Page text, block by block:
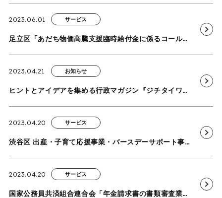
2023.06.01 サービス
足立区「あだち物価高騰支援臨時給付金に係るコールセンター及び書類一次点検業務」を受託
2023.04.21 お知らせ
ヒントとアイデアを集める行政マガジン『ジチタイワークス』に当社の給付金支給事務局に関する取り組みが掲載されました
2023.04.20 サービス
渋谷区 出産・子育て応援事業・バースデーサポート事業業務を受託
2023.04.20 サービス
国家公務員共済組合連合会「年金請求書の書類審査業務」を受託